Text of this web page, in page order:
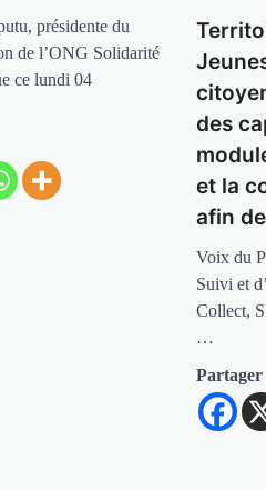
présidente du
de l’ONG Solidarité
ce lundi 04
des
et la
afin
Voix du
Suivi et
Collect,
…
Partager